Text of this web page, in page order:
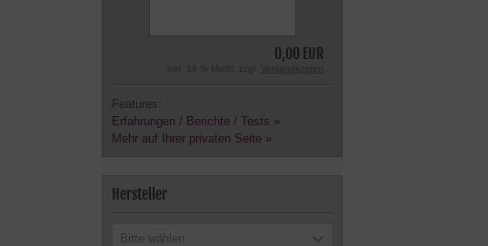
0,00 EUR
inkl. 19 % MwSt. zzgl.
Features:
Erfahrungen / Berichte / Tests »
Mehr auf Ihrer privaten Seite »
Hersteller
Bitte wählen